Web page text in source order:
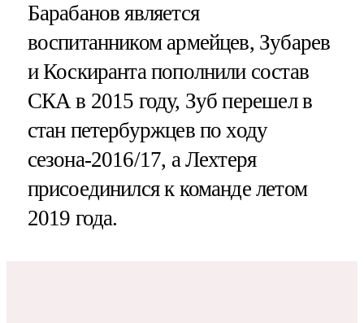
Барабанов является
воспитанником армейцев, Зубарев
и Коскиранта пополнили состав
СКА в 2015 году, Зуб перешел в
стан петербуржцев по ходу
сезона-2016/17, а Лехтеря
присоединился к команде летом
2019 года.